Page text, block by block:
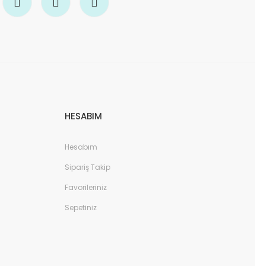
HESABIM
Hesabım
Sipariş Takip
Favorileriniz
Sepetiniz